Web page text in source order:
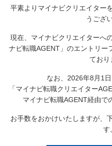
平素よりマイナビクリエイター
うござ
現在、マイナビクリエイターへ
ナビ転職AGENT」のエントリー
ており
なお、2026年8月1
「マイナビ転職クリエイター
マイナビ転職AGENT経由で
お手数をおかけいたしますが、
す